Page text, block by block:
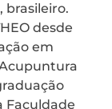
brasileiro.
desde
em
Faculdade